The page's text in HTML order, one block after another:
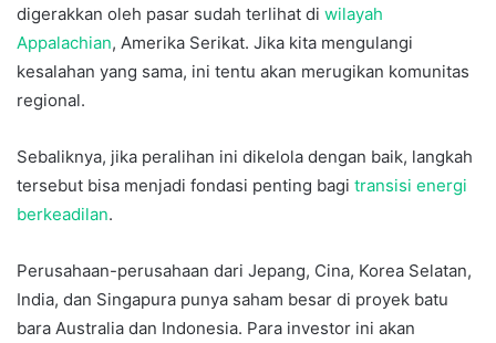
digerakkan oleh pasar sudah terlihat di wilayah
Appalachian, Amerika Serikat. Jika kita mengulangi
kesalahan yang sama, ini tentu akan merugikan komunitas
regional.
Sebaliknya, jika peralihan ini dikelola dengan baik, langkah
tersebut bisa menjadi fondasi penting bagi transisi energi
berkeadilan.
Perusahaan-perusahaan dari Jepang, Cina, Korea Selatan,
India, dan Singapura punya saham besar di proyek batu
bara Australia dan Indonesia. Para investor ini akan